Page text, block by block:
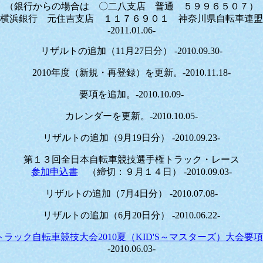
（銀行からの場合は 〇二八支店 普通 ５９９６５０７）
横浜銀行 元住吉支店 １１７６９０１ 神奈川県自転車連盟
-2011.01.06-
リザルトの追加（11月27日分） -2010.09.30-
2010年度（新規・再登録）を更新。-2010.11.18-
要項を追加。-2010.10.09-
カレンダーを更新。-2010.10.05-
リザルトの追加（9月19日分） -2010.09.23-
第１３回全日本自転車競技選手権トラック・レース
参加申込書 （締切：９月１４日） -2010.09.03-
リザルトの追加（7月4日分） -2010.07.08-
リザルトの追加（6月20日分） -2010.06.22-
ラック自転車競技大会2010夏（KID'S～マスターズ）大会要
-2010.06.03-